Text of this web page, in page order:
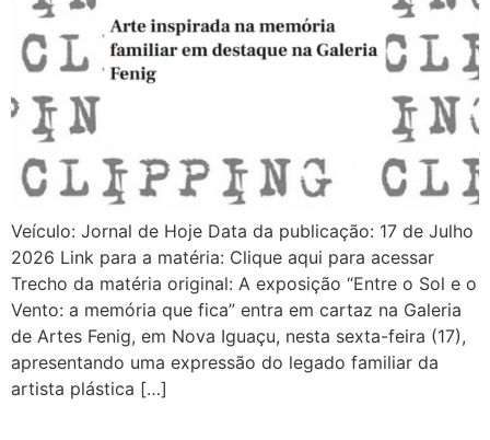
Veículo: Jornal de Hoje Data da publicação: 17 de Julho
2026 Link para a matéria: Clique aqui para acessar
Trecho da matéria original: A exposição “Entre o Sol e o
Vento: a memória que fica” entra em cartaz na Galeria
de Artes Fenig, em Nova Iguaçu, nesta sexta-feira (17),
apresentando uma expressão do legado familiar da
artista plástica […]